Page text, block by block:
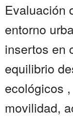
Evaluación
entorno
insertos en
equilibrio
ecológicos
movilidad,